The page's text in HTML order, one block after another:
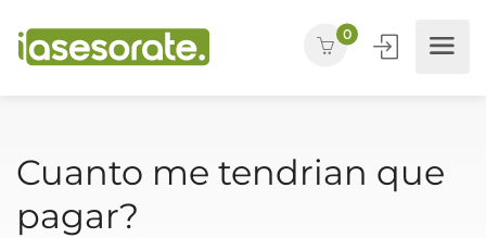
0
Cuanto me tendrian que
pagar?